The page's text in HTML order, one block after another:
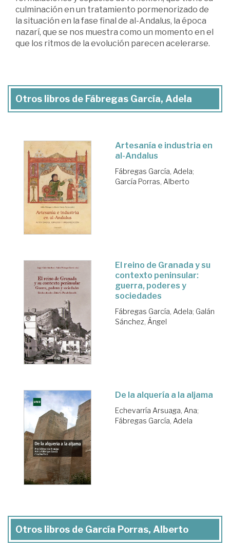
culminación en un tratamiento pormenorizado de
la situación en la fase final de al-Andalus, la época
nazarí, que se nos muestra como un momento en el
que los ritmos de la evolución parecen acelerarse.
Otros libros de Fábregas García, Adela
Artesanía e industria en
al-Andalus
Fábregas García, Adela;
García Porras, Alberto
El reino de Granada y su
contexto peninsular:
guerra, poderes y
sociedades
Fábregas García, Adela; Galán
Sánchez, Ángel
De la alquería a la aljama
Echevarría Arsuaga, Ana;
Fábregas García, Adela
Otros libros de García Porras, Alberto